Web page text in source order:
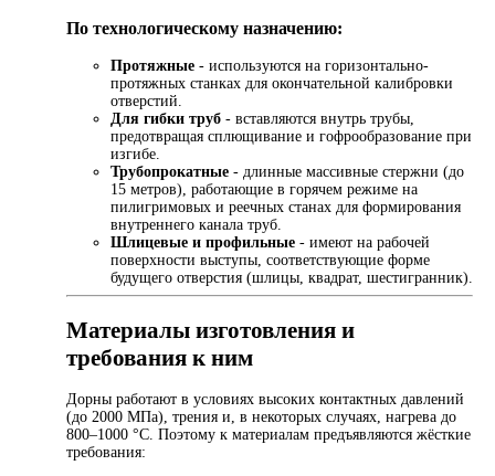
По технологическому назначению:
Протяжные - используются на горизонтально-
протяжных станках для окончательной калибровки
отверстий.
Для гибки труб - вставляются внутрь трубы,
предотвращая сплющивание и гофрообразование при
изгибе.
Трубопрокатные - длинные массивные стержни (до
15 метров), работающие в горячем режиме на
пилигримовых и реечных станах для формирования
внутреннего канала труб.
Шлицевые и профильные - имеют на рабочей
поверхности выступы, соответствующие форме
будущего отверстия (шлицы, квадрат, шестигранник).
Материалы изготовления и
требования к ним
Дорны работают в условиях высоких контактных давлений
(до 2000 МПа), трения и, в некоторых случаях, нагрева до
800–1000 °C. Поэтому к материалам предъявляются жёсткие
требования: